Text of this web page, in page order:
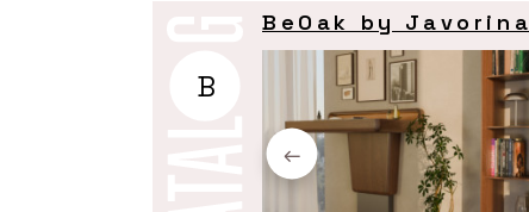
B
BeOak by Javorina